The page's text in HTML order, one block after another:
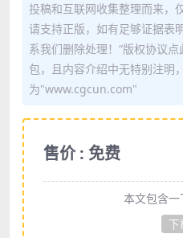
投稿和互联网收集整理而来
请支持正版，如有足够证据表
系我们删除处理！“版权协议
包，且内容介绍中无特别注明
为"www.cgcun.com"
售价 : 免费
本文包含
下